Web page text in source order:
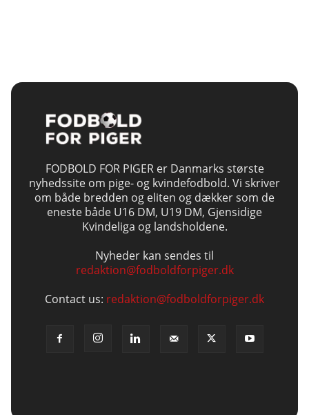
FODBOLD FOR PIGER er Danmarks største
nyhedssite om pige- og kvindefodbold. Vi skriver
om både bredden og eliten og dækker som de
eneste både U16 DM, U19 DM, Gjensidige
Kvindeliga og landsholdene.
Nyheder kan sendes til
redaktion@fodboldforpiger.dk
Contact us: redaktion@fodboldforpiger.dk